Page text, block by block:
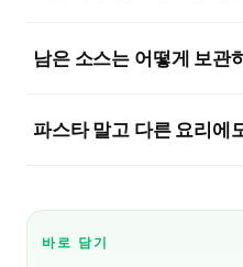
남은 소스는 어떻게 보관
파스타 말고 다른 요리에
바로 담기